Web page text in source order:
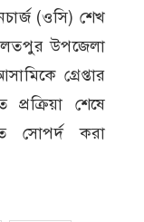
(ওসি) শেখ
উপজেলা
গ্রেপ্তার
শেষে
সোপর্দ করা